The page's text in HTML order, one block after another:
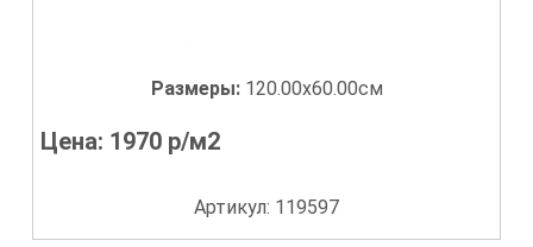
Размеры: 120.00x60.00см
Цена: 1970 р/м2
Артикул: 119597